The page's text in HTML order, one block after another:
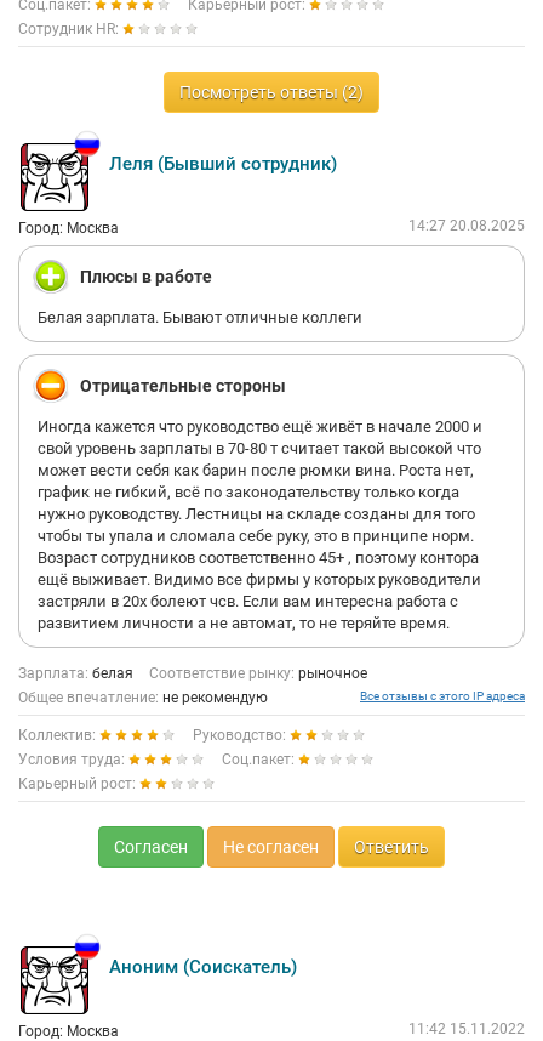
Соц.пакет:
Карьерный рост:
Сотрудник HR:
Посмотреть ответы (2)
Леля (Бывший сотрудник)
Город: Москва 14:27 20.08.2025
Плюсы в работе
Белая зарплата. Бывают отличные коллеги
Отрицательные стороны
Иногда кажется что руководство ещё живёт в начале 2000 и
свой уровень зарплаты в 70-80 т считает такой высокой что
может вести себя как барин после рюмки вина. Роста нет,
график не гибкий, всё по законодательству только когда
нужно руководству. Лестницы на складе созданы для того
чтобы ты упала и сломала себе руку, это в принципе норм.
Возраст сотрудников соответственно 45+ , поэтому контора
ещё выживает. Видимо все фирмы у которых руководители
застряли в 20х болеют чсв. Если вам интересна работа с
развитием личности а не автомат, то не теряйте время.
Зарплата: белая Соответствие рынку: рыночное
Общее впечатление: не рекомендую Все отзывы с этого IP адреса
Коллектив:
Руководство:
Условия труда:
Соц.пакет:
Карьерный рост:
Согласен Не согласен Ответить
Аноним (Соискатель)
Город: Москва 11:42 15.11.2022